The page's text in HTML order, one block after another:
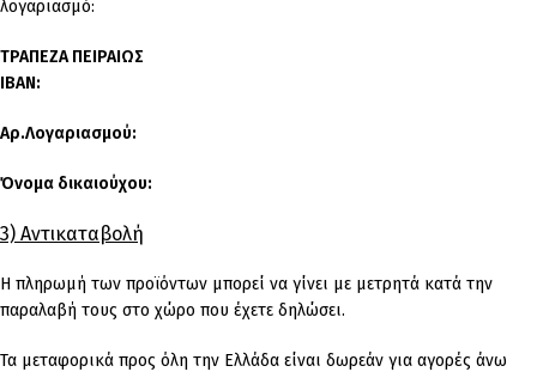
λογαριασμό:
ΤΡΑΠΕΖΑ ΠΕΙΡΑΙΩΣ
IBAN:
Αρ.Λογαριασμού:
Όνομα δικαιούχου:
3) Αντικαταβολή
Η πληρωμή των προϊόντων μπορεί να γίνει με μετρητά κατά την
παραλαβή τους στο χώρο που έχετε δηλώσει.
Τα μεταφορικά προς όλη την Ελλάδα είναι δωρεάν για αγορές άνω